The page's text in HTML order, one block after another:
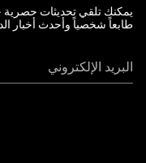
يمكنك تلقي تحديثات
طابعاً شخصياً وأحدث أخبار
البريد الإلكتروني